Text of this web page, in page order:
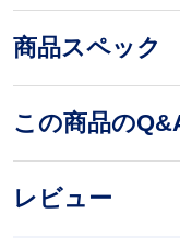
商品スペック
この商品の
レビュー